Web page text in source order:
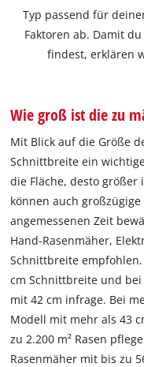
Typ passend für
Faktoren ab. Damit
findest, erklären
Wie groß ist die zu
Mit Blick auf die Größe
Schnittbreite ein
die Fläche, desto größer
können auch
angemessenen Zeit
Hand-Rasenmäher,
Schnittbreite empfohlen.
cm Schnittbreite und bei
mit 42 cm infrage. Bei
Modell mit mehr als 43
zu 2.200 m² Rasen
Rasenmäher mit bis zu